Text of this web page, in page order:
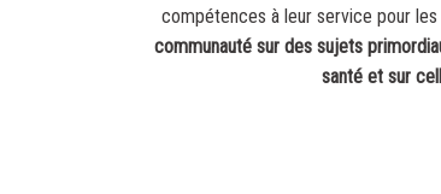
compétences à leur service pour
communauté sur des sujets
santé et sur